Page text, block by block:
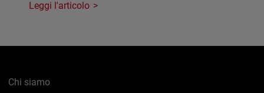
Leggi l'articolo
Chi siamo